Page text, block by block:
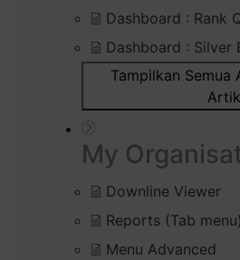
Dashboard : Rank
Dashboard : Silver
Tampilkan Semua
My
Downline Viewer
Reports (Tab menu)
Menu Advanced